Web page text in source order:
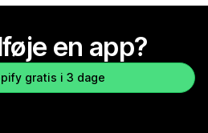
en app?
gratis i 3 dage